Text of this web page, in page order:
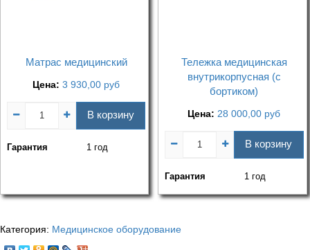
Матрас медицинский
Цена:3 930,00 руб
В корзину
Гарантия 1 год
Тележка медицинская
внутрикорпусная (с
бортиком)
Цена: 28 000,00 руб
В корзину
Гарантия 1 год
Категория: Медицинское оборудование